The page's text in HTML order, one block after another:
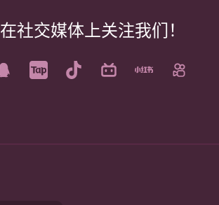
在社交媒体上关注我们！